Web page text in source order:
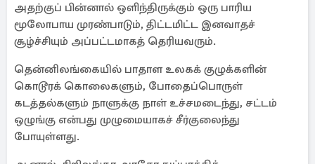
அதற்குப் பின்னால் ஒளிந்திருக்கும் ஒரு பாரிய
மூலோபாய முரண்பாடும், திட்டமிட்ட இனவாதச்
சூழ்ச்சியும் அப்பட்டமாகத் தெரியவரும்.
தென்னிலங்கையில் பாதாள உலகக் குழுக்களின்
கொடூரக் கொலைகளும், போதைப்பொருள்
கடத்தல்களும் நாளுக்கு நாள் உச்சமடைந்து, சட்டம்
ஒழுங்கு என்பது முழுமையாகச் சீர்குலைந்து
போயுள்ளது.